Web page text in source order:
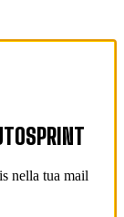
nella tua mail